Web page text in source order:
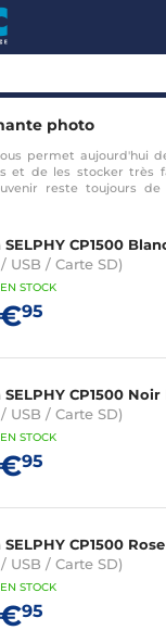
photo
permet aujourd'hui
et de les stocker très
reste toujours
les admirer
à partager tous vos
toutes nosimprimantes
vos clichés avec la
SELPHY CP1500
USB / Carte SD)
EN STOCK
95
SELPHY CP1500 Noir
USB / Carte SD)
EN STOCK
95
CP1500 Rose
USB / Carte SD)
EN STOCK
95